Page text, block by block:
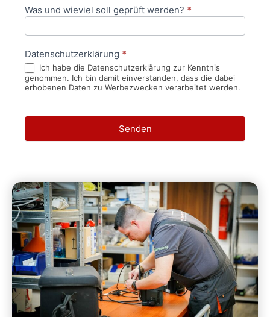
Was und wieviel soll geprüft werden? *
Datenschutzerklärung *
Ich habe die Datenschutzerklärung zur Kenntnis
genommen. Ich bin damit einverstanden, dass die dabei
erhobenen Daten zu Werbezwecken verarbeitet werden.
Senden